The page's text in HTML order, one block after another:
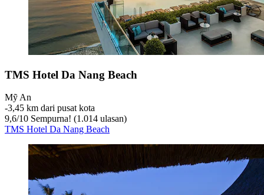
TMS Hotel Da Nang Beach
Mỹ An
‐3,45 km dari pusat kota
9,6/10 Sempurna! (1.014 ulasan)
TMS Hotel Da Nang Beach